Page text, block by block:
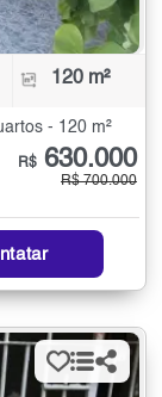
120 m²
- 120 m²
R$ 630.000
R$ 700.000